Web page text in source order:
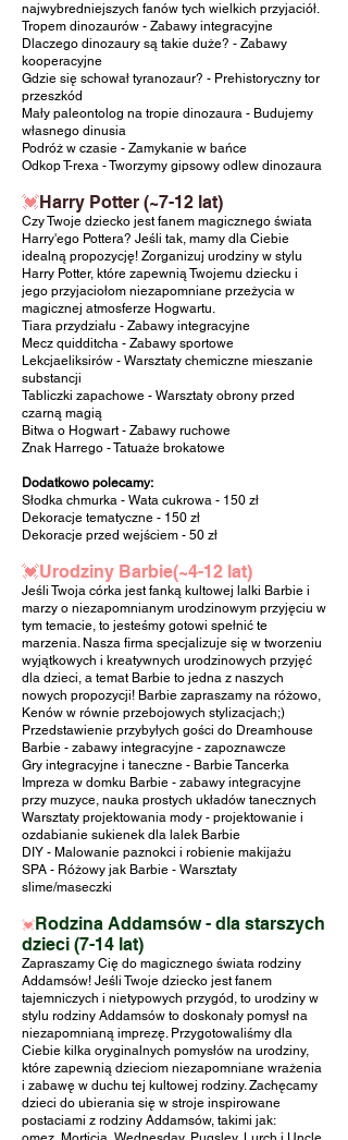
najwybredniejszych fanów tych wielkich przyjaciół.
Tropem dinozaurów - Zabawy integracyjne
Dlaczego dinozaury są takie duże? - Zabawy
kooperacyjne
Gdzie się schował tyranozaur? - Prehistoryczny tor
przeszkód
Mały paleontolog na tropie dinozaura - Budujemy
własnego dinusia
Podróż w czasie - Zamykanie w bańce
Odkop T-rexa - Tworzymy gipsowy odlew dinozaura
💓Harry Potter (~7-12 lat)
Czy Twoje dziecko jest fanem magicznego świata
Harry'ego Pottera? Jeśli tak, mamy dla Ciebie
idealną propozycję! Zorganizuj urodziny w stylu
Harry Potter, które zapewnią Twojemu dziecku i
jego przyjaciołom niezapomniane przeżycia w
magicznej atmosferze Hogwartu.
Tiara przydziału - Zabawy integracyjne
Mecz quidditcha - Zabawy sportowe
Lekcjaeliksirów - Warsztaty chemiczne mieszanie
substancji
Tabliczki zapachowe - Warsztaty obrony przed
czarną magią
Bitwa o Hogwart - Zabawy ruchowe
Znak Harrego - Tatuaże brokatowe
Dodatkowo polecamy:
Słodka chmurka - Wata cukrowa - 150 zł
Dekoracje tematyczne - 150 zł
Dekoracje przed wejściem - 50 zł
💓Urodziny Barbie(~4-12 lat)
Jeśli Twoja córka jest fanką kultowej lalki Barbie i
marzy o niezapomnianym urodzinowym przyjęciu w
tym temacie, to jesteśmy gotowi spełnić te
marzenia. Nasza firma specjalizuje się w tworzeniu
wyjątkowych i kreatywnych urodzinowych przyjęć
dla dzieci, a temat Barbie to jedna z naszych
nowych propozycji! Barbie zapraszamy na różowo,
Kenów w równie przebojowych stylizacjach;)
Przedstawienie przybyłych gości do Dreamhouse
Barbie - zabawy integracyjne - zapoznawcze
Gry integracyjne i taneczne - Barbie Tancerka
Impreza w domku Barbie - zabawy integracyjne
przy muzyce, nauka prostych układów tanecznych
Warsztaty projektowania mody - projektowanie i
ozdabianie sukienek dla lalek Barbie
DIY - Malowanie paznokci i robienie makijażu
SPA - Różowy jak Barbie - Warsztaty
slime/maseczki
💓Rodzina Addamsów - dla starszych
dzieci (7-14 lat)
Zapraszamy Cię do magicznego świata rodziny
Addamsów! Jeśli Twoje dziecko jest fanem
tajemniczych i nietypowych przygód, to urodziny w
stylu rodziny Addamsów to doskonały pomysł na
niezapomnianą imprezę. Przygotowaliśmy dla
Ciebie kilka oryginalnych pomysłów na urodziny,
które zapewnią dzieciom niezapomniane wrażenia
i zabawę w duchu tej kultowej rodziny. Zachęcamy
dzieci do ubierania się w stroje inspirowane
postaciami z rodziny Addamsów, takimi jak: